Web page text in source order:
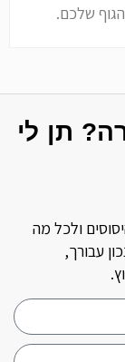
שלכם.
תן לי
ולכל מה
עבורך,